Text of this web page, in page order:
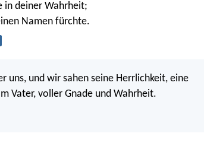
in deiner Wahrheit;
Namen fürchte.
uns, und wir sahen seine Herrlichkeit, eine
Vater, voller Gnade und Wahrheit.